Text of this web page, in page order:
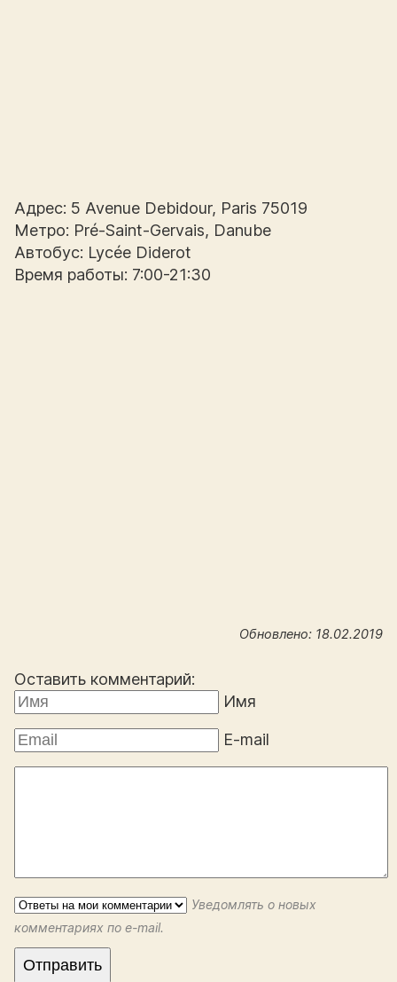
Адрес: 5 Avenue Debidour, Paris 75019
Метро: Pré-Saint-Gervais, Danube
Автобус: Lycée Diderot
Время работы: 7:00-21:30
Обновлено: 18.02.2019
Оставить комментарий:
Имя
E-mail
Уведомлять о новых
комментариях по e-mail.